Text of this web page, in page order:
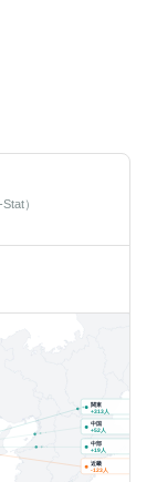
）
関東
+313人
中国
+52人
中部
+19人
近畿
-123人